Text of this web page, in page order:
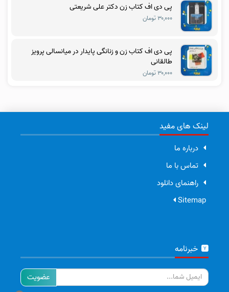
پی دی اف کتاب زن دکتر علی شریعتی
۳۰,۰۰۰ تومان
پی دی اف کتاب زن و زنانگی پایدار در میانسالی پرویز
طالقانی
۳۰,۰۰۰ تومان
لینک های مفید
درباره ما
تماس با ما
راهنمای دانلود
Sitemap
خبرنامه
ایمیل